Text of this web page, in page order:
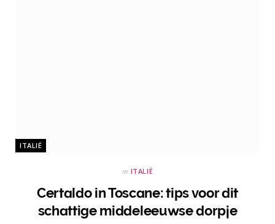
ITALIË
in ITALIË
Certaldo in Toscane: tips voor dit
schattige middeleeuwse dorpje